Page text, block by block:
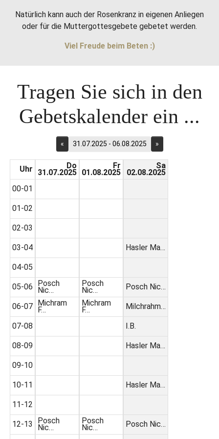
Natürlich kann auch der Rosenkranz in eigenen Anliegen
oder für die Muttergottesgebete gebetet werden.
Viel Freude beim Beten :)
Tragen Sie sich in den
Gebetskalender ein ...
« 31.07.2025 - 06.08.2025 »
Uhr
00-01
01-02
02-03
03-04
04-05
05-06
06-07
07-08
08-09
09-10
10-11
11-12
12-13
Do
31.07.2025
Posch
Nic…
Michram
F…
Posch
Nic…
Fr
01.08.2025
Posch
Nic…
Michram
F…
Posch
Nic…
Sa
02.08.2025
Hasler Ma…
Posch Nic…
Milchrahm…
I.B.
Hasler Ma…
Hasler Ma…
Posch Nic…